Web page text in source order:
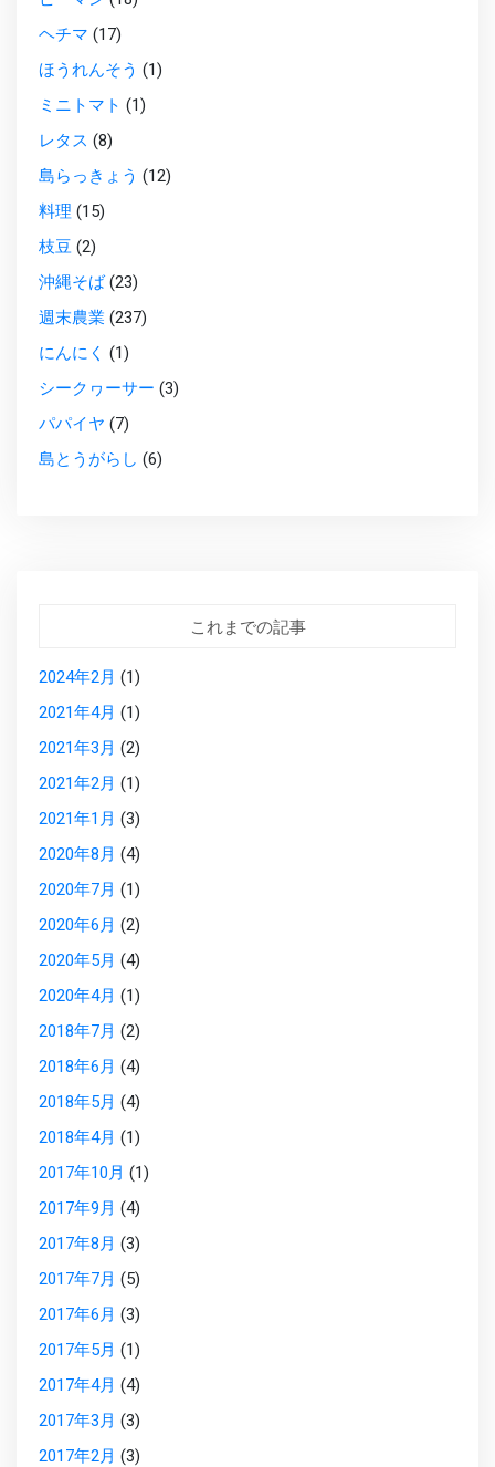
ヘチマ (17)
ほうれんそう (1)
ミニトマト (1)
レタス (8)
島らっきょう (12)
料理 (15)
枝豆 (2)
沖縄そば(23)
週末農業 (237)
にんにく (1)
シークヮーサー (3)
パパイヤ (7)
島とうがらし (6)
これまでの記事
2024年2月 (1)
2021年4月 (1)
2021年3月 (2)
2021年2月 (1)
2021年1月 (3)
2020年8月 (4)
2020年7月 (1)
2020年6月 (2)
2020年5月 (4)
2020年4月 (1)
2018年7月 (2)
2018年6月 (4)
2018年5月 (4)
2018年4月 (1)
2017年10月 (1)
2017年9月 (4)
2017年8月 (3)
2017年7月 (5)
2017年6月 (3)
2017年5月 (1)
2017年4月 (4)
2017年3月 (3)
2017年2月 (3)